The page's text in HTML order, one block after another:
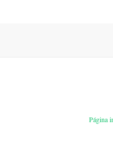
Página